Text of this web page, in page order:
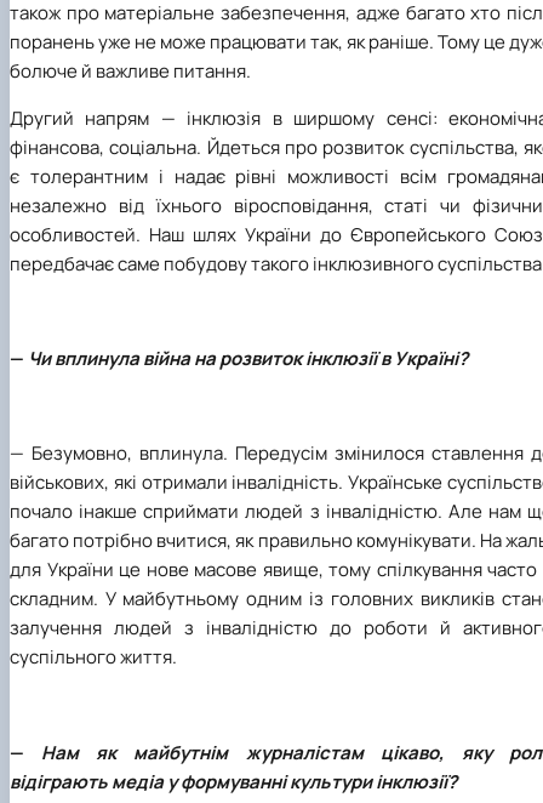
також про матеріальне забезпечення, адже багато хто
поранень уже не може працювати так, як раніше. Тому це
болюче й важливе питання.
Другий напрям — інклюзія в ширшому сенсі:
фінансова, соціальна. Йдеться про розвиток суспільства,
є толерантним і надає рівні можливості всім
незалежно від їхнього віросповідання, статі чи
особливостей. Наш шлях України до Європейського
передбачає саме побудову такого інклюзивного
— Чи вплинула війна на розвиток інклюзії в Україні?
— Безумовно, вплинула. Передусім змінилося ставлення
військових, які отримали інвалідність. Українське
почало інакше сприймати людей з інвалідністю. Але нам
багато потрібно вчитися, як правильно комунікувати. На
для України це нове масове явище, тому спілкування часто
складним. У майбутньому одним із головних викликів
залучення людей з інвалідністю до роботи й
суспільного життя.
— Нам як майбутнім журналістам цікаво, яку
відіграють медіа у формуванні культури інклюзії?